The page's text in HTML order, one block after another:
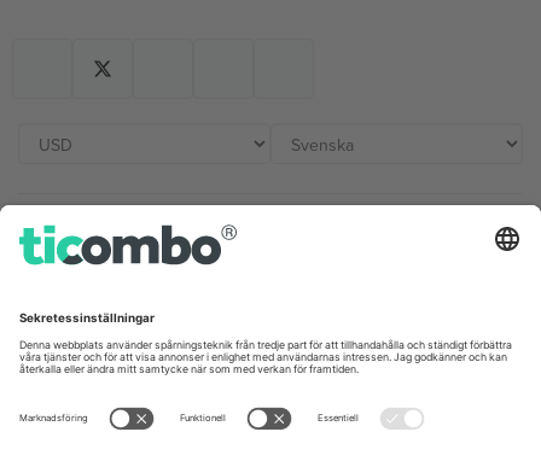
Kontor och support
Unter den Linden 24, 10117
Berlin, Germany
London, EC1V 1AW, United
Kingdom
United States
Switzerland